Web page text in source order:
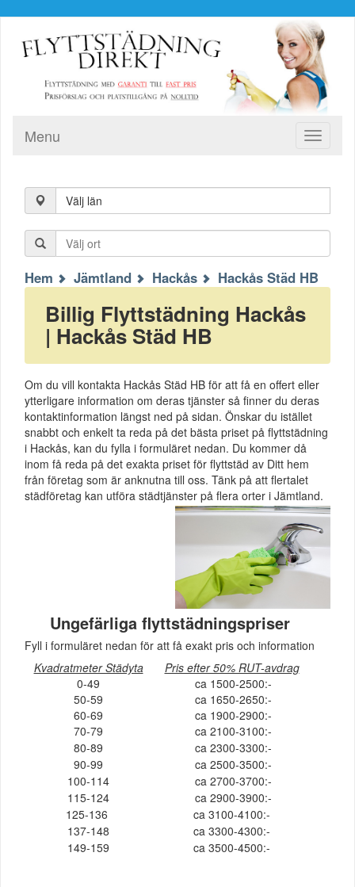
Toggle
Menu
Välj län
Hem Jämtland Hackås Hackås Städ HB
Billig Flyttstädning Hackås
| Hackås Städ HB
Om du vill kontakta Hackås Städ HB för att få en offert eller
ytterligare information om deras tjänster så finner du deras
kontaktinformation längst ned på sidan. Önskar du istället
snabbt och enkelt ta reda på det bästa priset på flyttstädning
i Hackås, kan du fylla i formuläret nedan. Du kommer då
inom få reda på det exakta priset för flyttstäd av Ditt hem
från företag som är anknutna till oss. Tänk på att flertalet
städföretag kan utföra städtjänster på flera orter i Jämtland.
Ungefärliga flyttstädningspriser
Fyll i formuläret nedan för att få exakt pris och information
Kvadratmeter Städyta
Pris efter 50% RUT-avdrag
0-49
ca 1500-2500:-
50-59
ca 1650-2650:-
60-69
ca 1900-2900:-
70-79
ca 2100-3100:-
80-89
ca 2300-3300:-
90-99
ca 2500-3500:-
100-114
ca 2700-3700:-
115-124
ca 2900-3900:-
125-136
ca 3100-4100:-
137-148
ca 3300-4300:-
149-159
ca 3500-4500:-